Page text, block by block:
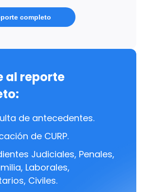
completo
al reporte
de antecedentes.
de CURP.
Judiciales, Penales,
Laborales,
Civiles.